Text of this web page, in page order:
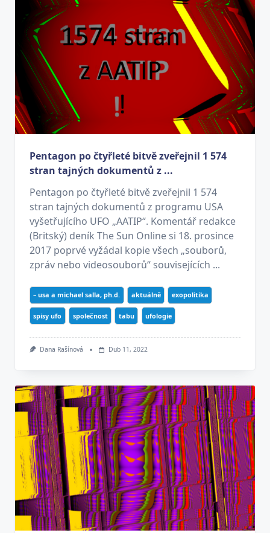
Pentagon po čtyřleté bitvě zveřejnil 1 574
stran tajných dokumentů z ...
Pentagon po čtyřleté bitvě zveřejnil 1 574
stran tajných dokumentů z programu USA
vyšetřujícího UFO „AATIP“. Komentář redakce
(Britský) deník The Sun Online si 18. prosince
2017 poprvé vyžádal kopie všech „souborů,
zpráv nebo videosouborů“ souvisejících ...
– usa a michael salla, ph.d. aktuálně exopolitika
spisy ufo společnost tabu ufologie
Dana Rašínová Dub 11, 2022